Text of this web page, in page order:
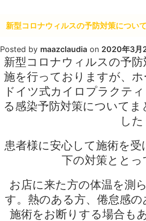
新型コロナウィルスの予防対策につい
Posted by maazclaudia on 2020年3月
新型コロナウィルスの予
施を行っておりますが、
ドイツ式カイロプラクテ
る感染予防対策について
した
患者様に安心して施術を
下の対策ととっ
お店に来た方の体温を測
す。熱のある方、倦怠感
施術をお断りする場合も